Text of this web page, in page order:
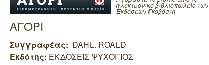
ηλεκτρονικό βιβλιοπωλείο των
Εκδόσεων Γκοβόστη
ΑΓΟΡΙ
Συγγραφέας: DAHL. ROALD
Εκδότης: ΕΚΔΟΣΕΙΣ ΨΥΧΟΓΙΟΣ